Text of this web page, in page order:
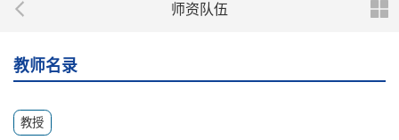
师资队伍
教师名录
教授